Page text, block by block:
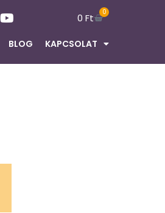
0Ft 0
BLOG KAPCSOLAT